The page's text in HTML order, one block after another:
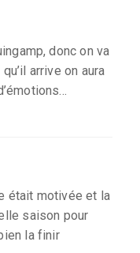
donc on va
arrive on aura
était motivée et la
saison pour
la finir